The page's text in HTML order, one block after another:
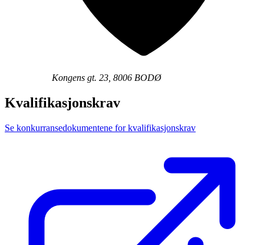
Kongens gt. 23, 8006 BODØ
Kvalifikasjonskrav
Se konkurransedokumentene for kvalifikasjonskrav